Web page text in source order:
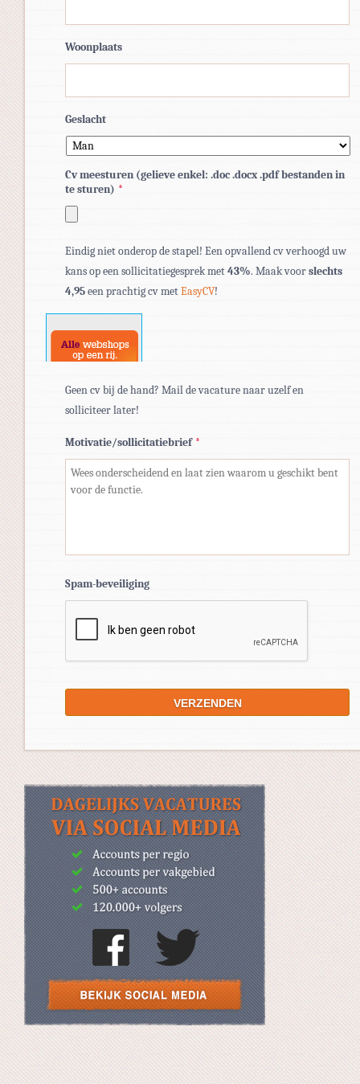
Woonplaats
Geslacht
Cv meesturen (gelieve enkel: .doc .docx .pdf bestanden in
te sturen) *
bestandstypen:
pdf,
doc,
docx.
Eindig niet onderop de stapel! Een opvallend cv verhoogd uw
kans op een sollicitatiegesprek met43%. Maak voorslechts
4,95een prachtig cv metEasyCV!
Geen cv bij de hand? Mail de vacature naar uzelf en
solliciteer later!
Motivatie/sollicitatiebrief *
Spam-beveiliging